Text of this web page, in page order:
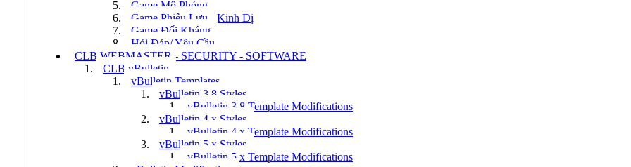
Game Mô Phỏng
Game Phiêu Lưu - Kinh Dị
Game Đối Kháng
Hỏi Đáp/ Yêu Cầu
CLB WEBMASTER - SECURITY - SOFTWARE
CLB vBulletin
vBulletin Templates
vBulletin 3.8 Styles
vBulletin 3.8 Template Modifications
vBulletin 4.x Styles
vBulletin 4.x Template Modifications
vBulletin 5.x Styles
vBulletin 5.x Template Modifications